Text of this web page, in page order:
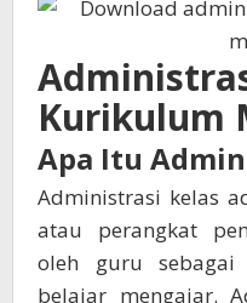
Kurikulum
Apa Itu
Administrasi kelas
atau perangkat
oleh guru sebagai
belajar mengajar.